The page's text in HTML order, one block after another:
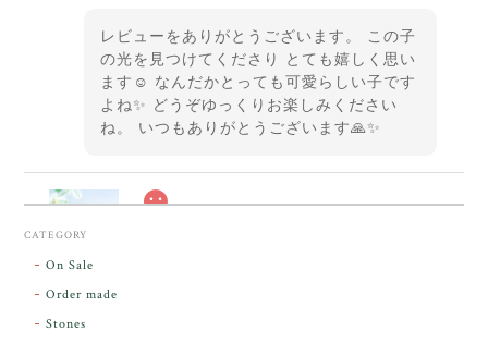
レビューをありがとうございます。 この子
の光を見つけてくださり とても嬉しく思い
ます☺️ なんだかとっても可愛らしい子です
よね✨ どうぞゆっくりお楽しみください
ね。 いつもありがとうございます🙏✨
ンダラで感動しました。素敵な箱と和紙で石を包んで
CATEGORY
On Sale
Order made
Stones